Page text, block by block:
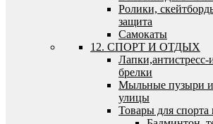
Ролики,
защита
Самокаты
12. СПОРТ И ОТДЫХ
брелки
Мыльные пузыри и
улицы
Товары для